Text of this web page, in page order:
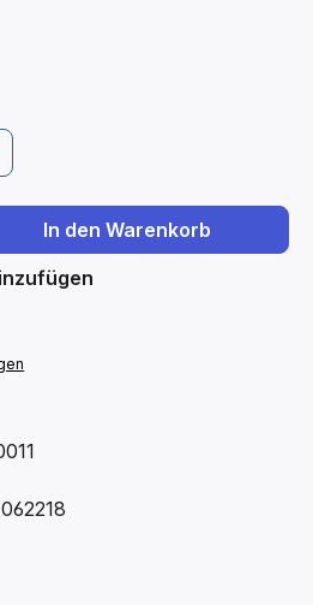
Gib den gewünschten
In den Warenkorb